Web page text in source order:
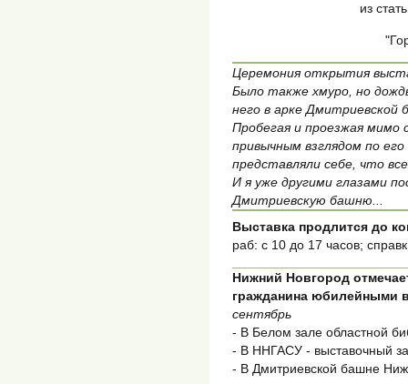
из
Церемония открытия
Было также хмуро, но
него в арке Дмитриевской
Пробегая и проезжая мимо
привычным взглядом по
представляли себе, что
И я уже другими глазами
Дмитриевскую башню...
Выставка продлится до
раб: с 10 до 17 часов;
Нижний Новгород
гражданина юбилейными
сентябрь
- В Белом зале областной
- В ННГАСУ - выставочный
- В Дмитриевской башне